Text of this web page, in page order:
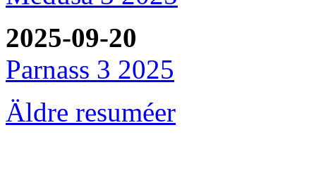
2025-09-20
Parnass 3 2025
Äldre resuméer